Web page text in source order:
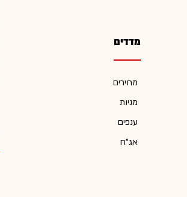
מדדים
מחירים
מניות
ענפים
אג"ח